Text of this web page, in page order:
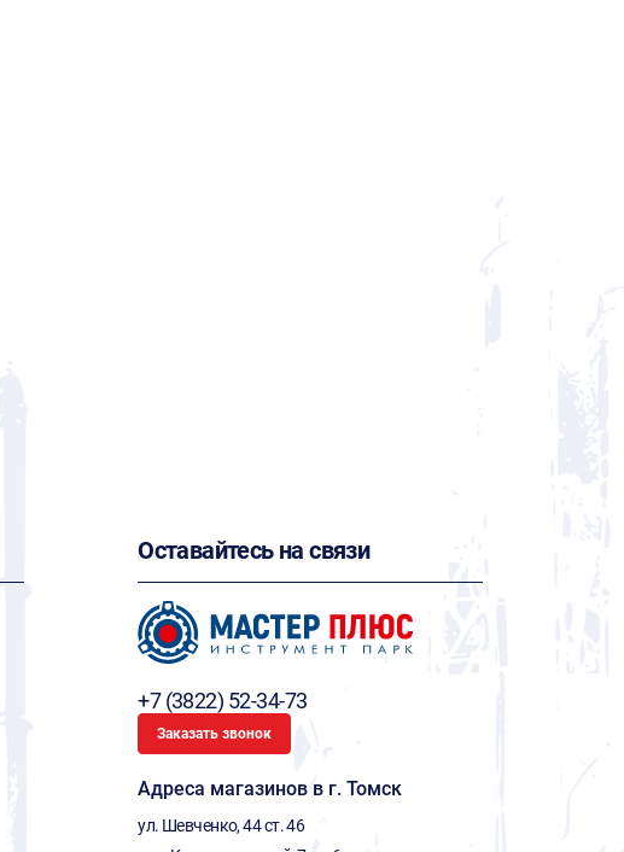
Оставайтесь на связи
+7 (3822) 52-34-73
Заказать звонок
Адреса магазинов в г. Томск
ул. Шевченко, 44 ст. 46